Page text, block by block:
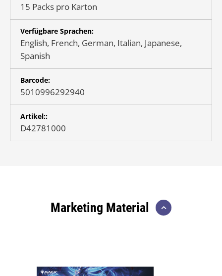
15 Packs pro Karton
Verfügbare Sprachen:
English, French, German, Italian, Japanese,
Spanish
Barcode:
5010996292940
Artikel::
D42781000
Marketing Material